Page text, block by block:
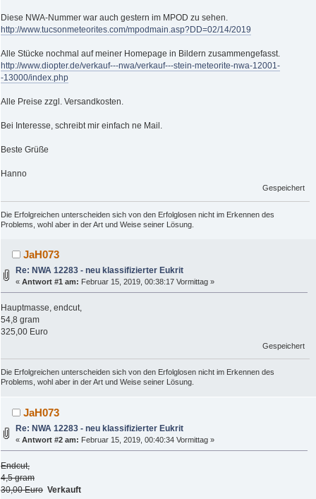
Diese NWA-Nummer war auch gestern im MPOD zu sehen.
http://www.tucsonmeteorites.com/mpodmain.asp?DD=02/14/2019
Alle Stücke nochmal auf meiner Homepage in Bildern zusammengefasst.
http://www.diopter.de/verkauf---nwa/verkauf---stein-meteorite-nwa-12001-
-13000/index.php
Alle Preise zzgl. Versandkosten.
Bei Interesse, schreibt mir einfach ne Mail.
Beste Grüße
Hanno
Gespeichert
Die Erfolgreichen unterscheiden sich von den Erfolglosen nicht im Erkennen des
Problems, wohl aber in der Art und Weise seiner Lösung.
JaH073
Re: NWA 12283 - neu klassifizierter Eukrit
«Antwort #1 am: Februar 15, 2019, 00:38:17 Vormittag »
Hauptmasse, endcut,
54,8 gram
325,00 Euro
Gespeichert
Die Erfolgreichen unterscheiden sich von den Erfolglosen nicht im Erkennen des
Problems, wohl aber in der Art und Weise seiner Lösung.
JaH073
Re: NWA 12283 - neu klassifizierter Eukrit
«Antwort #2 am: Februar 15, 2019, 00:40:34 Vormittag »
Endcut,
4,5 gram
30,00 Euro Verkauft